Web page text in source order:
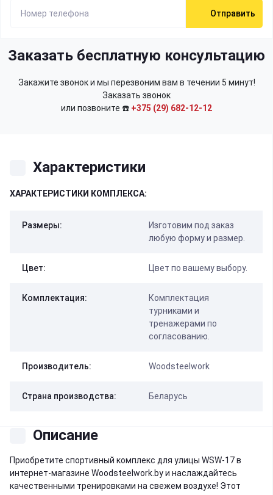
Отправить
Заказать бесплатную консультацию
Закажите звонок и мы перезвоним вам в течении 5 минут!
Заказать звонок
или позвоните ☎️ +375 (29) 682-12-12
Характеристики
ХАРАКТЕРИСТИКИ КОМПЛЕКСА:
Размеры:
Изготовим под заказ
любую форму и размер.
Цвет: Цвет по вашему выбору.
Комплектация:
Комплектация
турниками и
тренажерами по
согласованию.
Производитель: Woodsteelwork
Страна производства: Беларусь
Описание
Приобретите спортивный комплекс для улицы WSW-17 в
интернет-магазине Woodsteelwork.by и наслаждайтесь
качественными тренировками на свежем воздухе! Этот